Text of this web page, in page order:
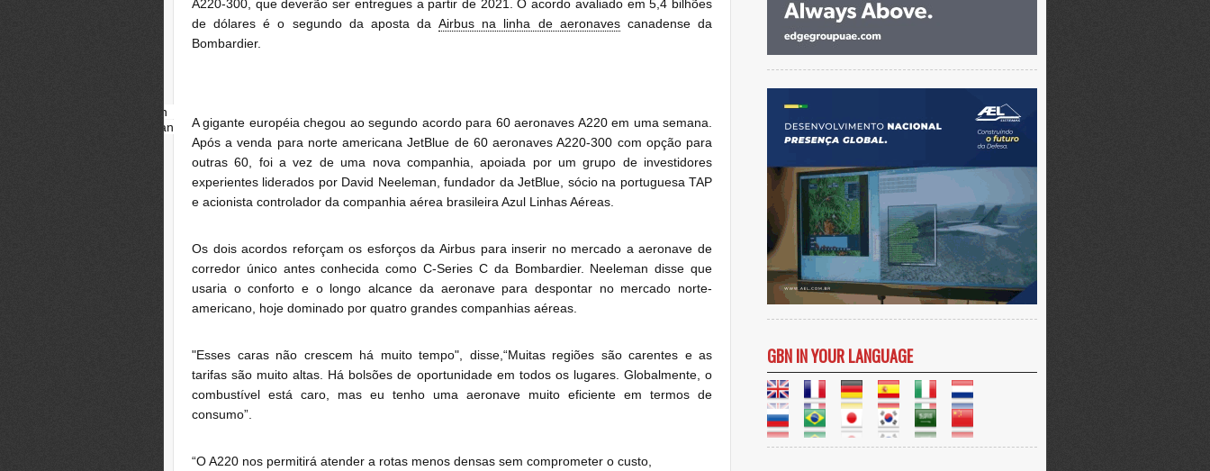
A220-300, que deverão ser entregues a partir de 2021. O acordo avaliado em 5,4 bilhões
de dólares é o segundo da aposta daAirbus na linha de aeronavescanadense da
Bombardier.
David Neeleman
Fotógrafo: Jonathan
A gigante européia chegou ao segundo acordo para 60 aeronaves A220 em uma semana.
Após a venda para norte americana JetBlue de 60 aeronaves A220-300 com opção para
outras 60, foi a vez de uma nova companhia, apoiada porum grupo de investidores
experientes liderados por David Neeleman, fundador da JetBlue, sócio na portuguesa TAP
e acionista controlador da companhia aérea brasileira Azul Linhas Aéreas.
Os dois acordos reforçam os esforços da Airbus para inserir no mercado a aeronave de
corredor único antes conhecida como C-Series C da Bombardier. Neeleman disse que
usaria o conforto e o longo alcance da aeronave para despontar no mercado norte-
americano, hoje dominado por quatro grandes companhias aéreas.
"Esses caras não crescem há muito tempo", disse, “Muitas regiões são carentes e as
tarifas são muito altas. Há bolsões de oportunidade em todos os lugares. Globalmente, o
combustível está caro, mas eu tenho uma aeronave muito eficiente em termos de
consumo”.
“O A220 nos permitirá atender a rotas menos densas sem comprometer o custo,
GBN IN YOUR LANGUAGE